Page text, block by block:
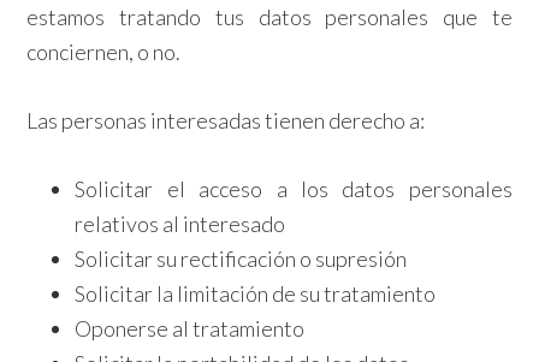
estamos tratando tus datos personales que te
conciernen, o no.
Las personas interesadas tienen derecho a:
Solicitar el acceso a los datos personales
relativos al interesado
Solicitar su rectificación o supresión
Solicitar la limitación de su tratamiento
Oponerse al tratamiento